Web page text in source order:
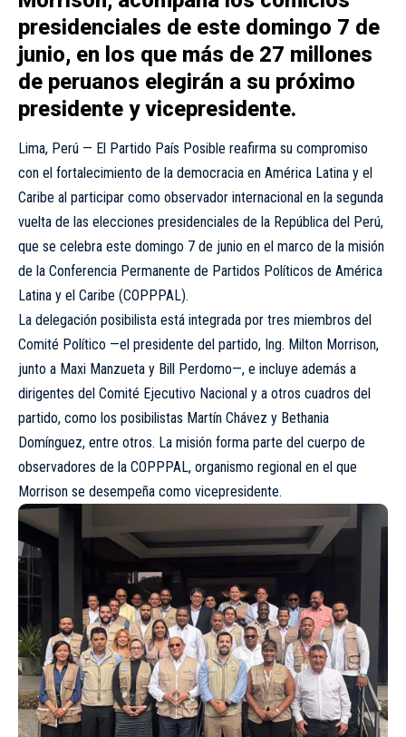
presidenciales de este domingo 7 de
junio, en los que más de 27 millones
de peruanos elegirán a su próximo
presidente y vicepresidente.
Lima, Perú — El Partido País Posible reafirma su compromiso
con el fortalecimiento de la democracia en América Latina y el
Caribe al participar como observador internacional en la segunda
vuelta de las elecciones presidenciales de la República del Perú,
que se celebra este domingo 7 de junio en el marco de la misión
de la Conferencia Permanente de Partidos Políticos de América
Latina y el Caribe (COPPPAL).
La delegación posibilista está integrada por tres miembros del
Comité Político —el presidente del partido, Ing. Milton Morrison,
junto a Maxi Manzueta y Bill Perdomo—, e incluye además a
dirigentes del Comité Ejecutivo Nacional y a otros cuadros del
partido, como los posibilistas Martín Chávez y Bethania
Domínguez, entre otros. La misión forma parte del cuerpo de
observadores de la COPPPAL, organismo regional en el que
Morrison se desempeña como vicepresidente.